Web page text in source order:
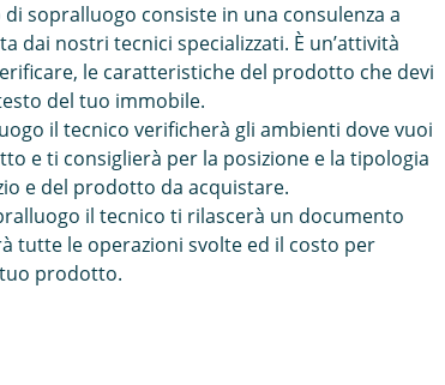
sopralluogo consiste in una consulenza a
dai nostri tecnici specializzati. È un’attività
le caratteristiche del prodotto che devi
del tuo immobile.
il tecnico verificherà gli ambienti dove vuoi
e ti consiglierà per la posizione e la tipologia
e del prodotto da acquistare.
il tecnico ti rilascerà un documento
tutte le operazioni svolte ed il costo per
tuo prodotto.